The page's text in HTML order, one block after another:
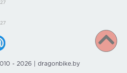
- 2026 | dragonbike.by